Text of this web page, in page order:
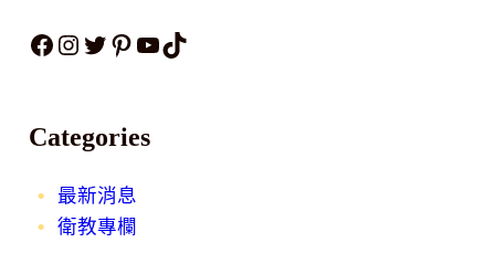
Facebook Instagram X Pinterest YouTube TikTok
Categories
最新消息
衛教專欄